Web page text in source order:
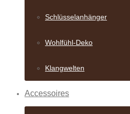
Schlüsselanhänger
Wohlfühl-Deko
Klangwelten
Accessoires